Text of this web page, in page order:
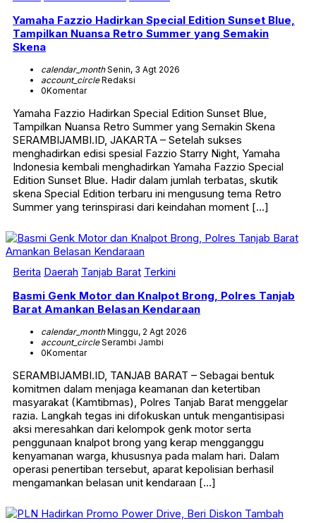
Yamaha Fazzio Hadirkan Special Edition Sunset Blue,
Tampilkan Nuansa Retro Summer yang Semakin
Skena
calendar_monthSenin, 3 Agt 2026
account_circleRedaksi
0Komentar
Yamaha Fazzio Hadirkan Special Edition Sunset Blue,
Tampilkan Nuansa Retro Summer yang Semakin Skena
SERAMBIJAMBI.ID, JAKARTA – Setelah sukses
menghadirkan edisi spesial Fazzio Starry Night, Yamaha
Indonesia kembali menghadirkan Yamaha Fazzio Special
Edition Sunset Blue. Hadir dalam jumlah terbatas, skutik
skena Special Edition terbaru ini mengusung tema Retro
Summer yang terinspirasi dari keindahan moment […]
Berita Daerah Tanjab Barat Terkini
Basmi Genk Motor dan Knalpot Brong, Polres Tanjab
Barat Amankan Belasan Kendaraan
calendar_monthMinggu, 2 Agt 2026
account_circleSerambi Jambi
0Komentar
SERAMBIJAMBI.ID, TANJAB BARAT – Sebagai bentuk
komitmen dalam menjaga keamanan dan ketertiban
masyarakat (Kamtibmas), Polres Tanjab Barat menggelar
razia. Langkah tegas ini difokuskan untuk mengantisipasi
aksi meresahkan dari kelompok genk motor serta
penggunaan knalpot brong yang kerap mengganggu
kenyamanan warga, khususnya pada malam hari. Dalam
operasi penertiban tersebut, aparat kepolisian berhasil
mengamankan belasan unit kendaraan […]